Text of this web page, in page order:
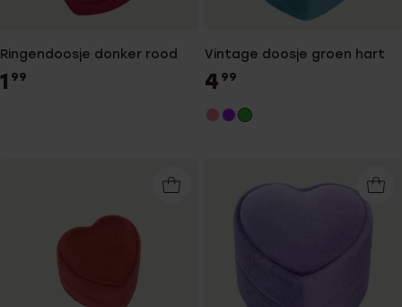
Ringendoosje donker rood
1 99
Vintage doosje groen hart
4 99